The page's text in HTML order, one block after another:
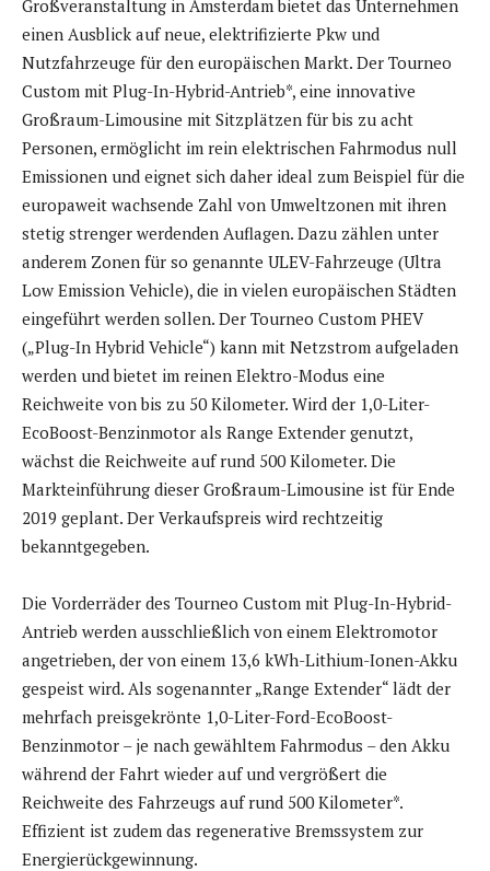
Großveranstaltung in Amsterdam bietet das Unternehmen
einen Ausblick auf neue, elektrifizierte Pkw und
Nutzfahrzeuge für den europäischen Markt. Der Tourneo
Custom mit Plug-In-Hybrid-Antrieb*, eine innovative
Großraum-Limousine mit Sitzplätzen für bis zu acht
Personen, ermöglicht im rein elektrischen Fahrmodus null
Emissionen und eignet sich daher ideal zum Beispiel für die
europaweit wachsende Zahl von Umweltzonen mit ihren
stetig strenger werdenden Auflagen. Dazu zählen unter
anderem Zonen für so genannte ULEV-Fahrzeuge (Ultra
Low Emission Vehicle), die in vielen europäischen Städten
eingeführt werden sollen. Der Tourneo Custom PHEV
(„Plug-In Hybrid Vehicle“) kann mit Netzstrom aufgeladen
werden und bietet im reinen Elektro-Modus eine
Reichweite von bis zu 50 Kilometer. Wird der 1,0-Liter-
EcoBoost-Benzinmotor als Range Extender genutzt,
wächst die Reichweite auf rund 500 Kilometer. Die
Markteinführung dieser Großraum-Limousine ist für Ende
2019 geplant. Der Verkaufspreis wird rechtzeitig
bekanntgegeben.
Die Vorderräder des Tourneo Custom mit Plug-In-Hybrid-
Antrieb werden ausschließlich von einem Elektromotor
angetrieben, der von einem 13,6 kWh-Lithium-Ionen-Akku
gespeist wird. Als sogenannter „Range Extender“ lädt der
mehrfach preisgekrönte 1,0-Liter-Ford-EcoBoost-
Benzinmotor – je nach gewähltem Fahrmodus – den Akku
während der Fahrt wieder auf und vergrößert die
Reichweite des Fahrzeugs auf rund 500 Kilometer*.
Effizient ist zudem das regenerative Bremssystem zur
Energierückgewinnung.